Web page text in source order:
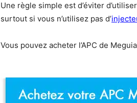
Une règle simple est d’éviter
surtout si vous n’utilisez pas d’
Vous pouvez acheter l’APC de